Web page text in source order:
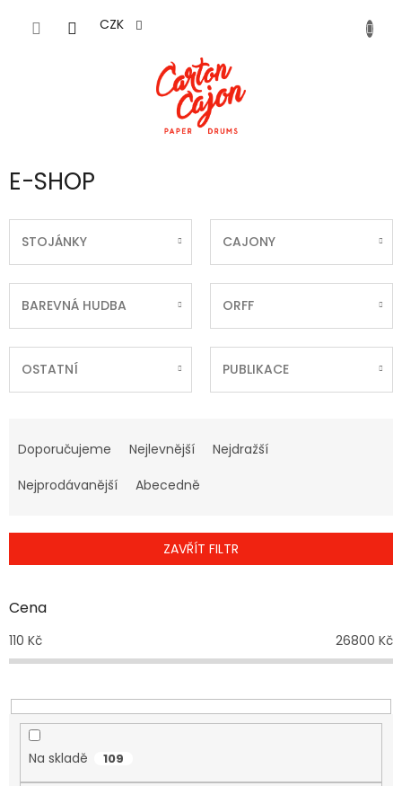
CZK
E-SHOP
STOJÁNKY CAJONY
BAREVNÁ HUDBA ORFF
OSTATNÍ PUBLIKACE
a
e
í
r
d
k
t
Doporučujeme Nejlevnější
Nejdražší
Nejprodávanější
Abecedně
ZAVŘÍT FILTR
Cena
110 Kč 26800 Kč
Na skladě 109